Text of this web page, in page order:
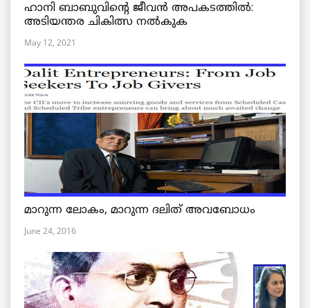
ഹാനി ബാബുവിന്റെ ജീവൻ അപകടത്തിൽ:
അടിയന്തര ചികിത്സ നൽകുക
May 12, 2021
മാറുന്ന ലോകം, മാറുന്ന ദലിത് അവബോധം
June 24, 2016